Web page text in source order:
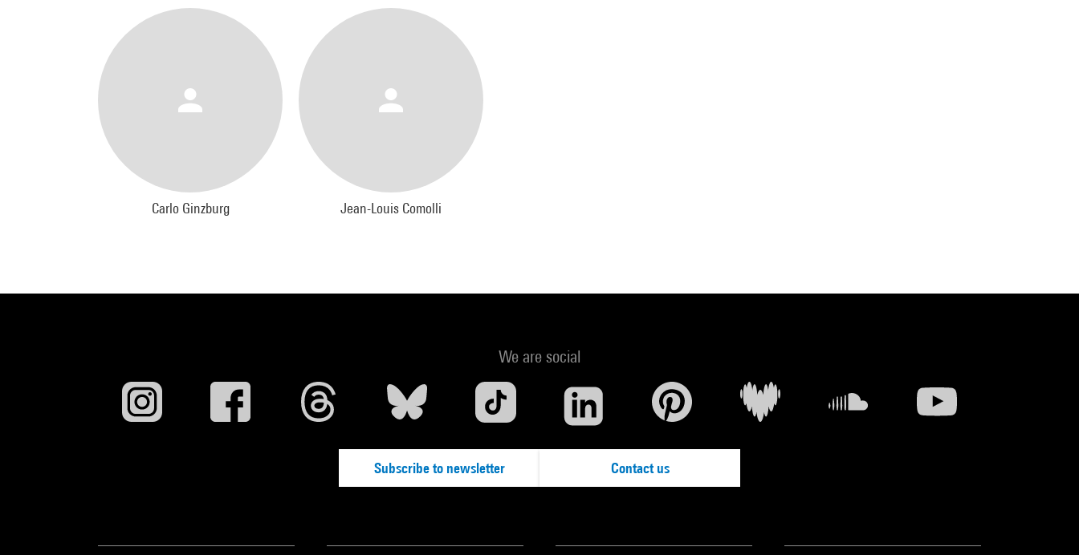
Carlo Ginzburg Jean-Louis Comolli
We are social
Subscribe to newsletter Contact us